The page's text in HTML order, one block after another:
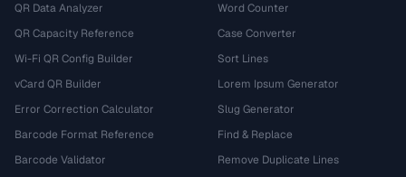
QR Data Analyzer
QR Capacity Reference
Wi-Fi QR Config Builder
vCard QR Builder
Error Correction Calculator
Barcode Format Reference
Barcode Validator
Word Counter
Case Converter
Sort Lines
Lorem Ipsum Generator
Slug Generator
Find & Replace
Remove Duplicate Lines